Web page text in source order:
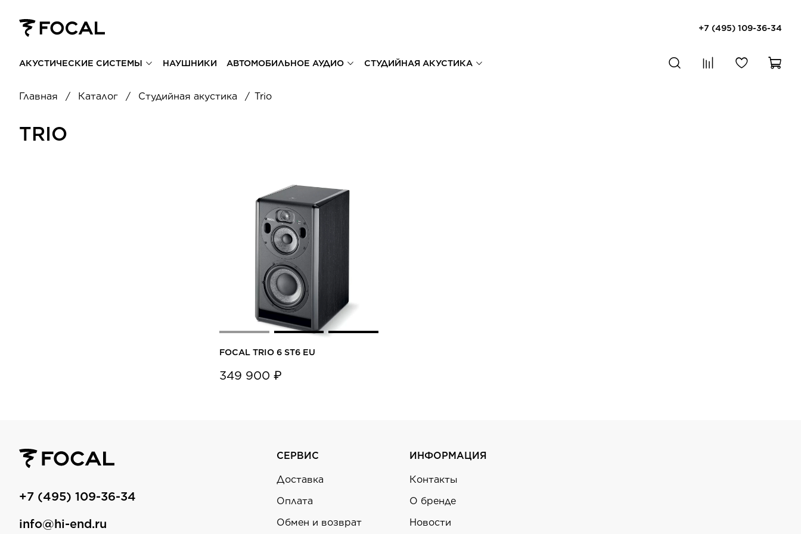
+7 (495) 109-36-34
АКУСТИЧЕСКИЕ СИСТЕМЫ НАУШНИКИ АВТОМОБИЛЬНОЕ АУДИО СТУДИЙНАЯ АКУСТИКА
Главная Каталог Студийная акустика Trio
TRIO
FOCAL TRIO 6 ST6 EU
349 900 ₽
СЕРВИС
Доставка
Оплата
Обмен и возврат
ИНФОРМАЦИЯ
Контакты
О бренде
Новости
+7 (495) 109-36-34
info@hi-end.ru